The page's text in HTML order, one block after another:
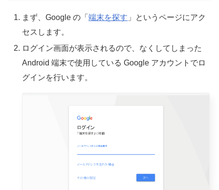
まず、Google の「端末を探す 」というページにアク
セスします。
ログイン画面が表示されるので、なくしてしまった
Android 端末で使用している Google アカウントでロ
グインを行います。